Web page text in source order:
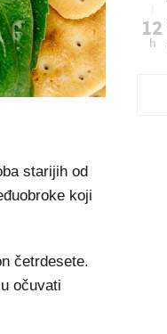
starijih od
koji
četrdesete.
očuvati
12
h